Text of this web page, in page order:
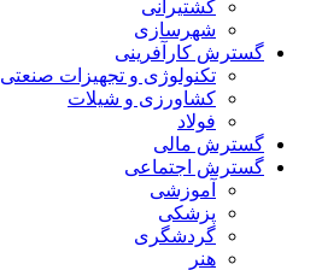
کشتیرانی
شهرسازی
گسترش کارآفرینی
تکنولوژی و تجهیزات صنعتی
کشاورزی و شیلات
فولاد
گسترش مالی
گسترش اجتماعی
آموزشی
پزشکی
گردشگری
هنر